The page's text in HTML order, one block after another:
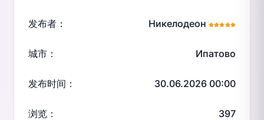
发布者： Никелодеон
城市： Ипатово
发布时间： 30.06.2026 00:00
浏览： 397